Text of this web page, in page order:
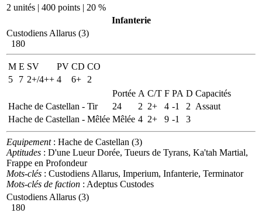
2 unités | 400 points | 20 %
Infanterie
Custodiens Allarus (3)
180
M E SV PV CD CO
5
7 2+/4++ 4 6+
2
Portée A C/T F PA D Capacités
Hache de Castellan - Tir
24 2 2+ 4 -1 2 Assaut
Hache de Castellan - Mêlée Mêlée 4 2+ 9 -1 3
Equipement: Hache de Castellan (3)
Aptitudes : D'une Lueur Dorée, Tueurs de Tyrans, Ka'tah Martial,
Frappe en Profondeur
Mots-clés : Custodiens Allarus, Imperium, Infanterie, Terminator
Mots-clés de faction : Adeptus Custodes
Custodiens Allarus (3)
180